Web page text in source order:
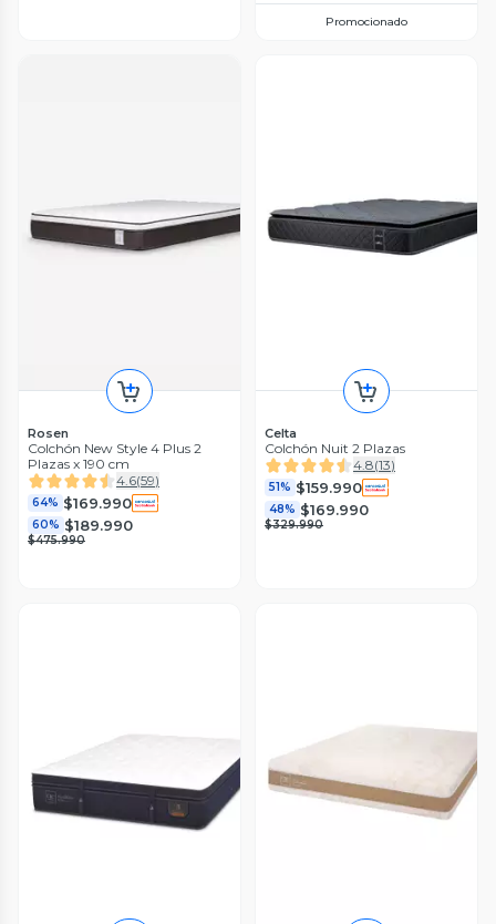
Promocionado
Rosen
Colchón New Style 4 Plus 2
Plazas x 190 cm
4.6(59)
64% $169.990
60% $189.990
$475.990
Celta
Colchón Nuit 2 Plazas
4.8(13)
51% $159.990
48% $169.990
$329.990